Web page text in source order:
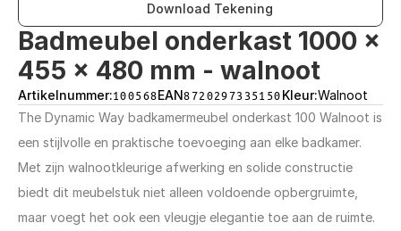
Download Tekening
Badmeubel onderkast 1000 x
455 x 480 mm - walnoot
Artikelnummer:100568EAN8720297335150Kleur:Walnoot
The Dynamic Way badkamermeubel onderkast 100 Walnoot is
een stijlvolle en praktische toevoeging aan elke badkamer.
Met zijn walnootkleurige afwerking en solide constructie
biedt dit meubelstuk niet alleen voldoende opbergruimte,
maar voegt het ook een vleugje elegantie toe aan de ruimte.